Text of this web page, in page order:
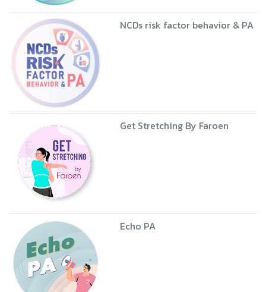
NCDs risk factor behavior & PA
Get Stretching By Faroen
Echo PA